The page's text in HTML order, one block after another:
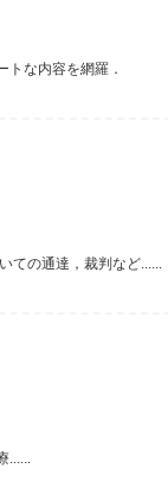
な内容を網羅．
ての通達，裁判など......
......